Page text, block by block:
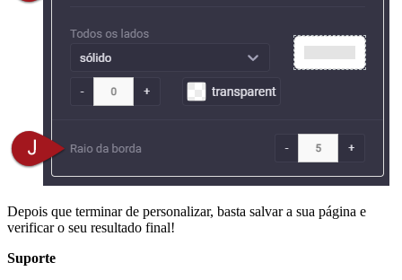
Depois que terminar de personalizar, basta salvar a sua página e
verificar o seu resultado final!
Suporte